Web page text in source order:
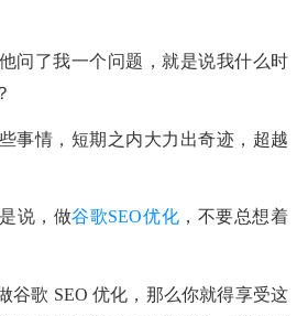
问了我一个问题，就是说我什么时
事情，短期之内大力出奇迹，超越
说，做谷歌SEO优化 ，不要总想着
谷歌 SEO 优化，那么你就得享受这